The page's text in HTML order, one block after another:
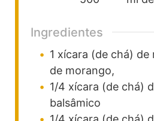
Ingredientes
1 xícara (de chá) de
de morango,
1/4 xícara (de chá)
balsâmico